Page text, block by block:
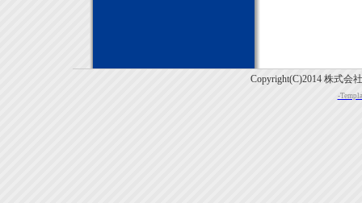
Copyright(C)2014 株式会
-